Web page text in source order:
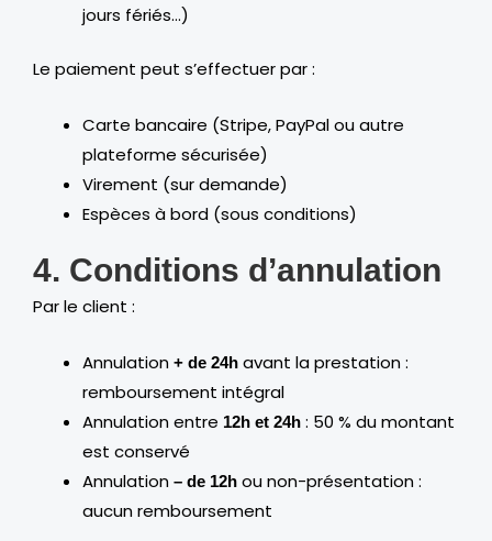
jours fériés…)
Le paiement peut s’effectuer par :
Carte bancaire (Stripe, PayPal ou autre
plateforme sécurisée)
Virement (sur demande)
Espèces à bord (sous conditions)
4. Conditions d’annulation
Par le client :
Annulation + de 24h avant la prestation :
remboursement intégral
Annulation entre 12h et 24h : 50 % du montant
est conservé
Annulation – de 12h ou non-présentation :
aucun remboursement